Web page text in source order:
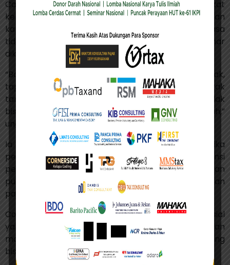
Catur menjelaskan bahwa rendahnya tingkat
kepatuhan sebagian masyarakat sering kali bukan
karena enggan bayar pajak, melainkan karena rasa
tidak percaya bahwa uang pajak benar-benar
dikelola dengan baik.
“Banyak yang bilang, ‘Saya tidak masalah bayar pajak,
tapi uangnya dipakai untuk apa?’ Nah, di situ letak
tantangannya. Membangun kepercayaan itu tidak
bisa hanya dari DJP, tapi dari seluruh pemerintah,”
ungkapnya.
Ia menilai kepercayaan publik akan meningkat jika
pemerintah konsisten menjaga transparansi
penggunaan anggaran, memperbaiki pelayanan
publik, dan menunjukkan hasil nyata dari penerimaan
pajak.
Contohnya, infrastruktur yang baik, bantuan sosial
yang tepat sasaran, serta peningkatan kesejahteraan
masyarakat menjadi bukti nyata manfaat pajak yang
bisa dirasakan langsung.